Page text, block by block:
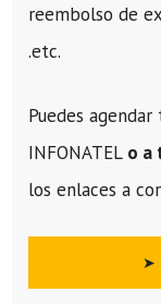
reembolso de
.etc.
Puedes
INFONATEL o a
los enlaces a
➤